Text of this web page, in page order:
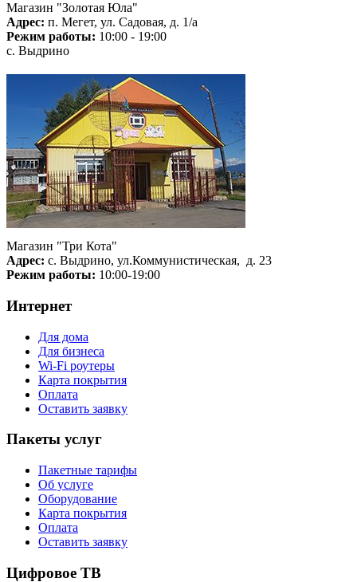
Магазин "Золотая Юла"
Адрес: п. Мегет, ул. Садовая, д. 1/а
Режим работы: 10:00 - 19:00
с. Выдрино
Магазин "Три Кота"
Адрес: с. Выдрино, ул.Коммунистическая, д. 23
Режим работы: 10:00-19:00
Интернет
Для дома
Для бизнеса
Wi-Fi роутеры
Карта покрытия
Оплата
Оставить заявку
Пакеты услуг
Пакетные тарифы
Об услуге
Оборудование
Карта покрытия
Оплата
Оставить заявку
Цифровое ТВ